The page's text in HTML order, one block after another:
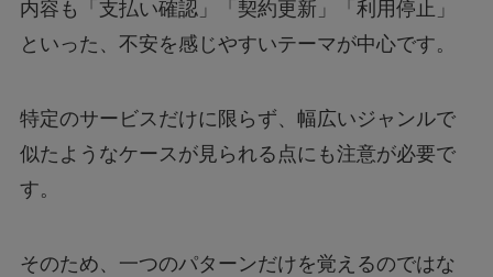
内容も「支払い確認」「契約更新」「利用停止」
といった、不安を感じやすいテーマが中心です。
特定のサービスだけに限らず、幅広いジャンルで
似たようなケースが見られる点にも注意が必要で
す。
そのため、一つのパターンだけを覚えるのではな